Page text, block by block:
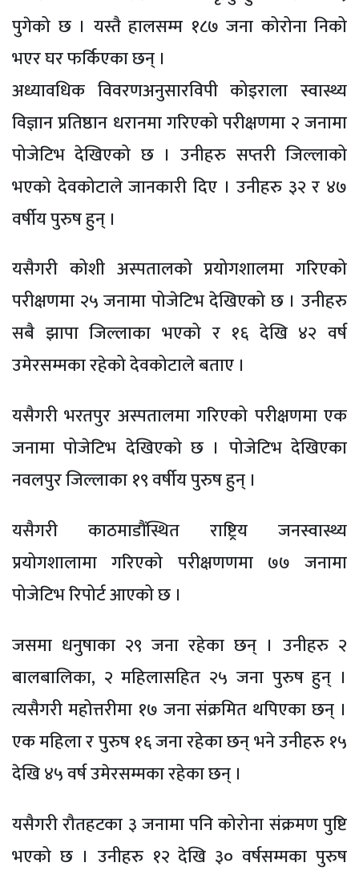
पुगेको छ । यस्तै हालसम्म १८७ जना कोरोना निको
भएर घर फर्किएका छन् ।
अध्यावधिक विवरणअनुसारविपी कोइराला स्वास्थ्य
विज्ञान प्रतिष्ठान धरानमा गरिएको परीक्षणमा २ जनामा
पोजेटिभ देखिएको छ । उनीहरु सप्तरी जिल्लाको
भएको देवकोटाले जानकारी दिए । उनीहरु ३२ र ४७
वर्षीय पुरुष हुन् ।
यसैगरी कोशी अस्पतालको प्रयोगशालमा गरिएको
परीक्षणमा २५ जनामा पोजेटिभ देखिएको छ । उनीहरु
सबै झापा जिल्लाका भएको र १६ देखि ४२ वर्ष
उमेरसम्मका रहेको देवकोटाले बताए ।
यसैगरी भरतपुर अस्पतालमा गरिएको परीक्षणमा एक
जनामा पोजेटिभ देखिएको छ । पोजेटिभ देखिएका
नवलपुर जिल्लाका १९ वर्षीय पुरुष हुन् ।
यसैगरी काठमाडौंस्थित राष्ट्रिय जनस्वास्थ्य
प्रयोगशालामा गरिएको परीक्षणणमा ७७ जनामा
पोजेटिभ रिपोर्ट आएको छ ।
जसमा धनुषाका २९ जना रहेका छन् । उनीहरु २
बालबालिका, २ महिलासहित २५ जना पुरुष हुन् ।
त्यसैगरी महोत्तरीमा १७ जना संक्रमित थपिएका छन् ।
एक महिला र पुरुष १६ जना रहेका छन् भने उनीहरु १५
देखि ४५ वर्ष उमेरसम्मका रहेका छन् ।
यसैगरी रौतहटका ३ जनामा पनि कोरोना संक्रमण पुष्टि
भएको छ । उनीहरु १२ देखि ३० वर्षसम्मका पुरुष